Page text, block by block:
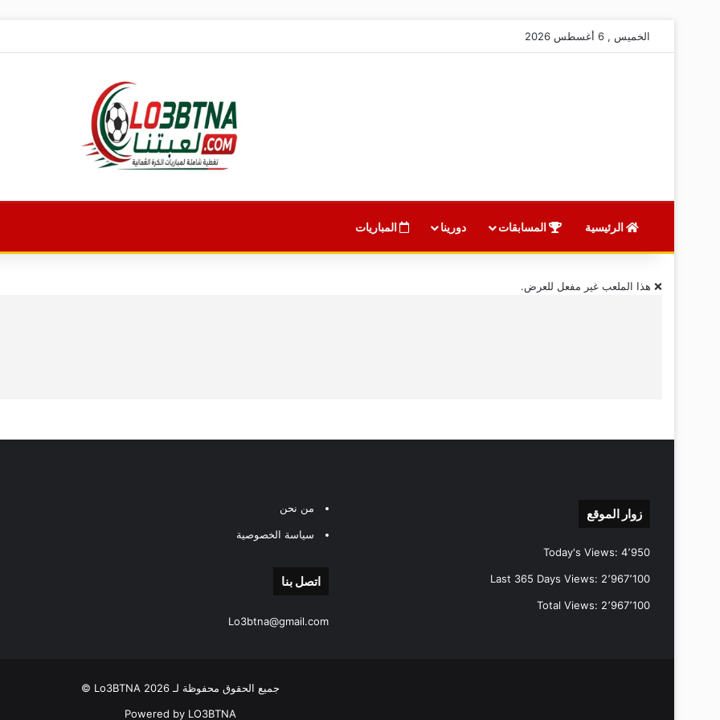
الخميس , 6 أغسطس 2026
الرئيسية المسابقات دورينا المباريات
❌ هذا الملعب غير مفعل للعرض.
زوار الموقع
Today's Views: 4٬950
Last 365 Days Views: 2٬967٬100
Total Views: 2٬967٬100
من نحن
سياسة الخصوصية
اتصل بنا
Lo3btna@gmail.com
جميع الحقوق محفوظة لـ Lo3BTNA 2026 ©
Powered by LO3BTNA